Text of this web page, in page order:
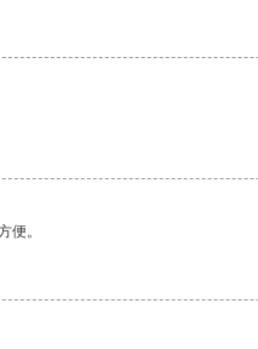
便。